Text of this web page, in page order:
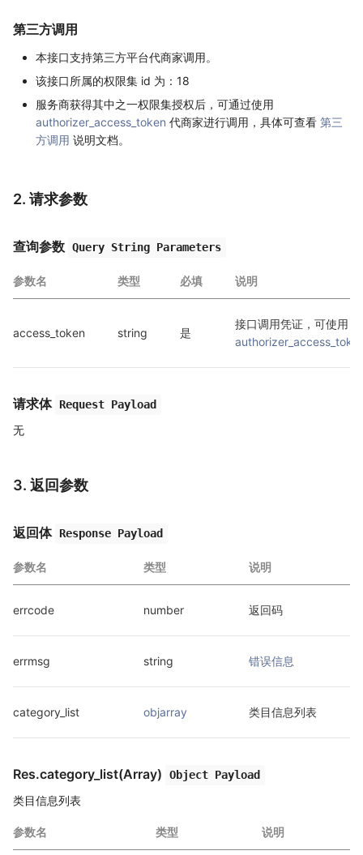
第三方调用
本接口支持第三方平台代商家调用。
该接口所属的权限集 id 为：18
服务商获得其中之一权限集授权后，可通过使用
authorizer_access_token 代商家进行调用，具体可查看 第三
方调用 说明文档。
2. 请求参数
查询参数 Query String Parameters
参数名 类型 必填 说明
access_token string 是
请求体 Request Payload
无
3. 返回参数
返回体 Response Payload
参数名 类型 说明
errcode number 返回码
errmsg string 错误信息
category_list objarray 类目信息列表
Res.category_list(Array) Object Payload
类目信息列表
参数名 类型 说明